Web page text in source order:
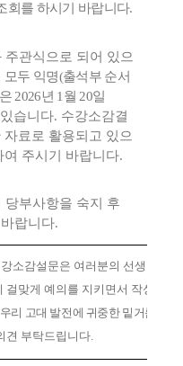
회를 하시기 바랍니다.
주관식으로 되어 있으
모두 익명(출석부 순서
2026년 1월20일
습니다. 수강소감결
자료로 활용되고 있으
여 주시기 바랍니다.
당부사항을 숙지 후
바랍니다.
소감설문은 여러분의 선생님께
걸맞게 예의를 지키면서 작성해
리 고대 발전에 귀중한 밑거름이
견 부탁드립니다.